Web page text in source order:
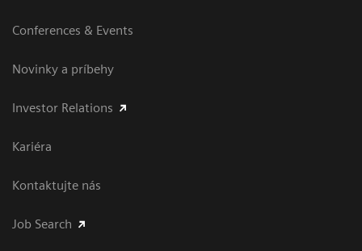
Conferences & Events
Novinky a príbehy
Investor Relations
Kariéra
Kontaktujte nás
Job Search